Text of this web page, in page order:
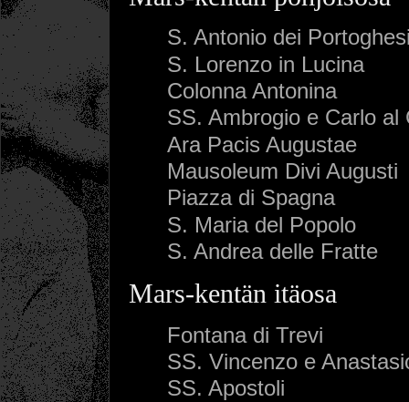
S. Antonio dei
S. Lorenzo in Lucina
Colonna Antonina
SS. Ambrogio e Carlo al
Ara Pacis Augustae
Mausoleum Divi Augusti
Piazza di Spagna
S. Maria del Popolo
S. Andrea delle Fratte
Mars-kentän itäosa
Fontana di Trevi
SS. Vincenzo e
SS. Apostoli